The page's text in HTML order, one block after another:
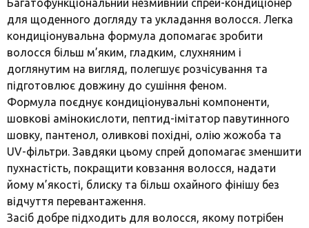
Багатофункціональний незмивний спрей-кондиціонер
для щоденного догляду та укладання волосся. Легка
кондиціонувальна формула допомагає зробити
волосся більш м’яким, гладким, слухняним і
доглянутим на вигляд, полегшує розчісування та
підготовлює довжину до сушіння феном.
Формула поєднує кондиціонувальні компоненти,
шовкові амінокислоти, пептид-імітатор павутинного
шовку, пантенол, оливкові похідні, олію жожоба та
UV-фільтри. Завдяки цьому спрей допомагає зменшити
пухнастість, покращити ковзання волосся, надати
йому м’якості, блиску та більш охайного фінішу без
відчуття перевантаження.
Засіб добре підходить для волосся, якому потрібен